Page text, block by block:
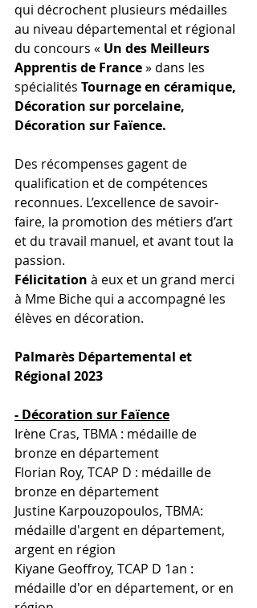
qui décrochent plusieurs médailles
au niveau départemental et régional
du concours « Un des Meilleurs
Apprentis de France » dans les
spécialités Tournage en céramique,
Décoration sur porcelaine,
Décoration sur Faïence.
Des récompenses gagent de
qualification et de compétences
reconnues. L’excellence de savoir-
faire, la promotion des métiers d’art
et du travail manuel, et avant tout la
passion.
Félicitation à eux et un grand merci
à Mme Biche qui a accompagné les
élèves en décoration.
Palmarès Départemental et
Régional 2023
- Décoration sur Faïence
Irène Cras, TBMA : médaille de
bronze en département
Florian Roy, TCAP D : médaille de
bronze en département
Justine Karpouzopoulos, TBMA:
médaille d'argent en département,
argent en région
Kiyane Geoffroy, TCAP D 1an :
médaille d'or en département, or en